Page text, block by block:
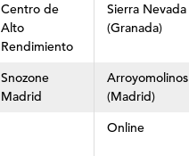
Centro de
Alto
Rendimiento
Sierra Nevada
(Granada)
Snozone
Madrid
Arroyomolinos
(Madrid)
Online